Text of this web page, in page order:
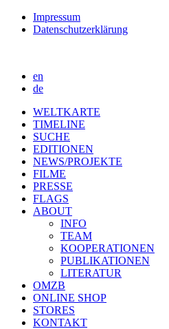
Impressum
Datenschutzerklärung
en
de
WELTKARTE
TIMELINE
SUCHE
EDITIONEN
NEWS/PROJEKTE
FILME
PRESSE
FLAGS
ABOUT
INFO
TEAM
KOOPERATIONEN
PUBLIKATIONEN
LITERATUR
OMZB
ONLINE SHOP
STORES
KONTAKT